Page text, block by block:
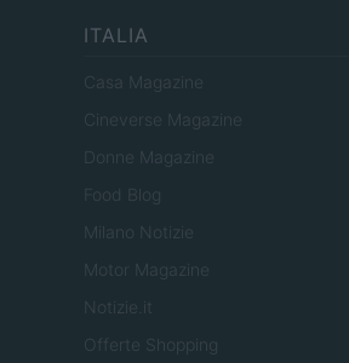
ITALIA
Casa Magazine
Cineverse Magazine
Donne Magazine
Food Blog
Milano Notizie
Motor Magazine
Notizie.it
Offerte Shopping